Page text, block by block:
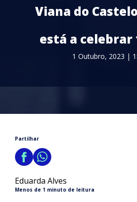
Viana do
está a celebrar
1 Outubro, 2023 |
Partilhar
Eduarda Alves
Menos de 1 minuto de leitura